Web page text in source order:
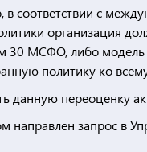
соответствии с
организация
30 МСФО, либо
политику ко всему
данную переоценку
направлен запрос в